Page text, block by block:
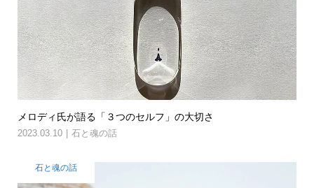
メロディ氏が語る「３つのセルフ」の大切さ
2023.03.10 石と魂の話
石と魂の話